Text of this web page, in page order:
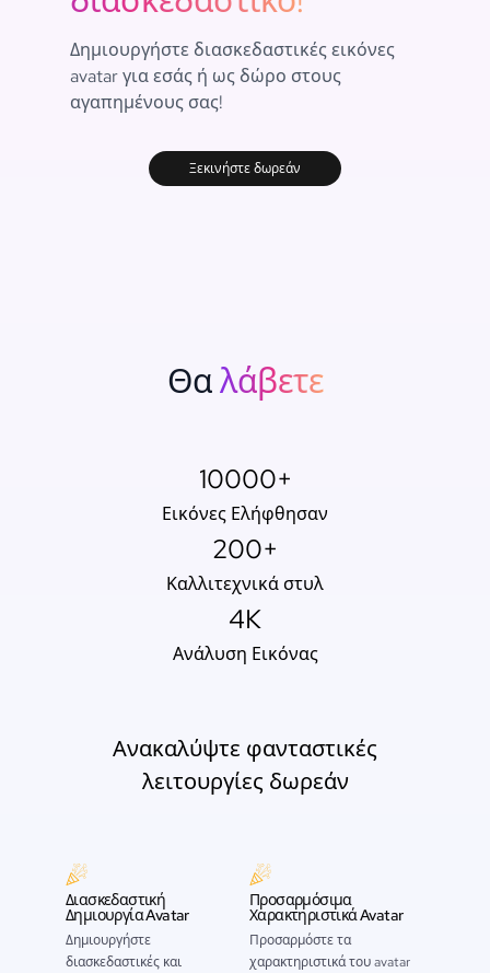
Δημιουργήστε διασκεδαστικές εικόνες
avatar για εσάς ή ως δώρο στους
αγαπημένους σας!
Ξεκινήστε δωρεάν
Θαλάβετε
10000+
Εικόνες Ελήφθησαν
200+
Καλλιτεχνικά στυλ
4K
Ανάλυση Εικόνας
Ανακαλύψτε φανταστικές
λειτουργίες δωρεάν
Διασκεδαστική
Δημιουργία Avatar
Δημιουργήστε
διασκεδαστικές και
Προσαρμόσιμα
Χαρακτηριστικά Avatar
Προσαρμόστε τα
χαρακτηριστικά του avatar